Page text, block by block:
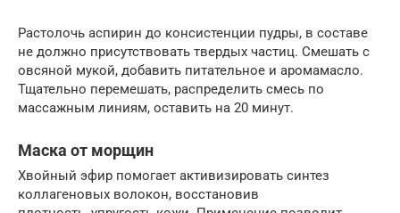
Растолочь аспирин до консистенции пудры, в составе
не должно присутствовать твердых частиц. Смешать с
овсяной мукой, добавить питательное и аромамасло.
Тщательно перемешать, распределить смесь по
массажным линиям, оставить на 20 минут.
Маска от морщин
Хвойный эфир помогает активизировать синтез
коллагеновых волокон, восстановив